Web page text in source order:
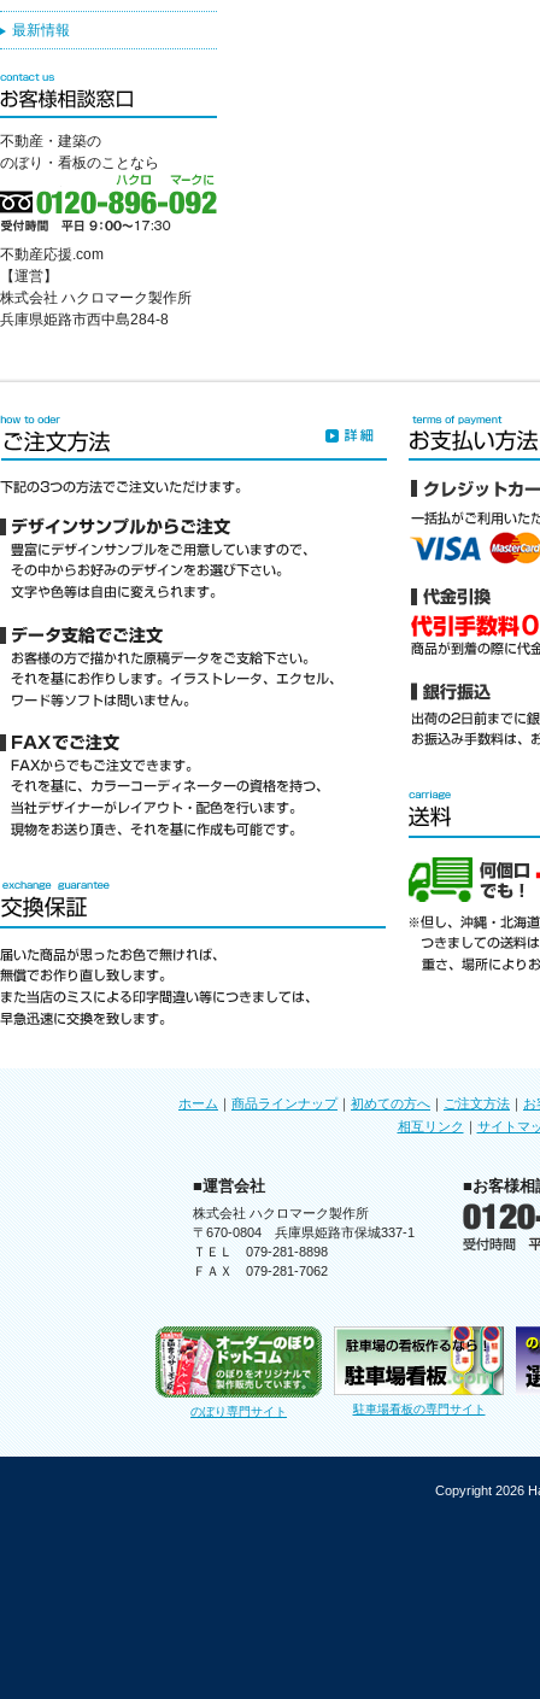
最新情報
不動産・建築の
のぼり・看板のことなら
不動産応援.com
【運営】
株式会社 ハクロマーク製作所
兵庫県姫路市西中島284-8
ホーム ｜ 商品ラインナップ｜ 初めての方へ ｜ ご注文方法 ｜ お
相互リンク ｜ サイトマ
■運営会社
株式会社 ハクロマーク製作所
〒670-0804 兵庫県姫路市保城337-1
ＴＥＬ 079-281-8898
ＦＡＸ 079-281-7062
■お客様相
のぼり専門サイト 駐車場看板の専門サイト
Copyright 2026